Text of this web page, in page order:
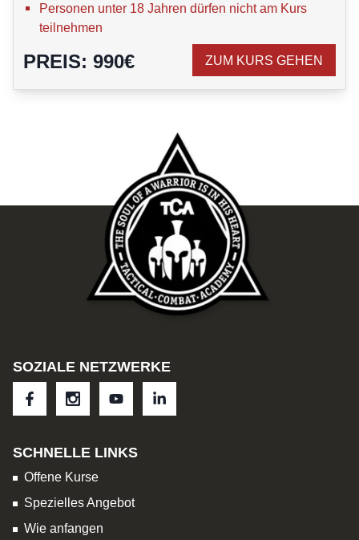
Personen unter 18 Jahren dürfen nicht am Kurs
teilnehmen
PREIS: 990€ ZUM KURS GEHEN
SOZIALE NETZWERKE
SCHNELLE LINKS
Offene Kurse
Spezielles Angebot
Wie anfangen